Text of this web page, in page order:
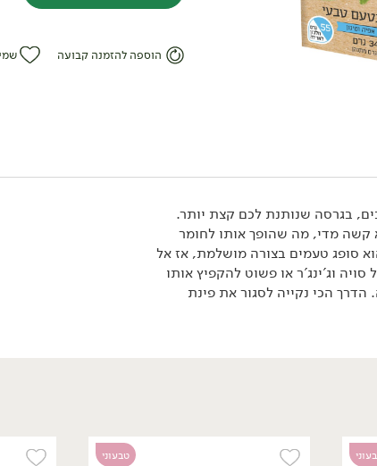
טבעוני
בתוספת 15% - משק ויילר
הוספה להזמנה קבועה
בגרסה שנותנת לכם קצת יותר.
קשה מדי, מה שהופך אותו לחומר
סופג טעמים בצורה מושלמת, אז אל
וג'ינג'ר או פשוט להקפיץ אותו
הכי נקייה לסגור את פינת
טבעוני